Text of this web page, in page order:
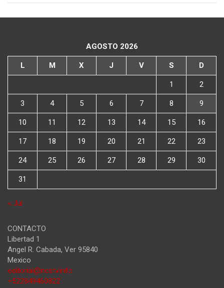
AGOSTO 2026
L M X J V S D
1 2
3 4 5 6 7 8 9
10 11 12 13 14 15 16
17 18 19 20 21 22 23
24 25 26 27 28 29 30
31
« Jul
CONTACTO
Libertad 1
Angel R. Cabada, Ver 95840
Mexico
editorial@ncstv.info
+522849460822